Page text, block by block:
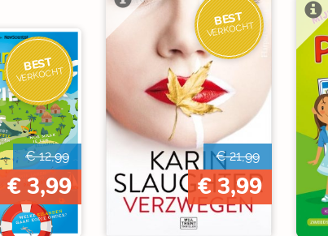
BEST
VERKOCHT
€ 12,99
€ 3,99
BEST
VERKOCHT
€ 21,99
€ 3,99